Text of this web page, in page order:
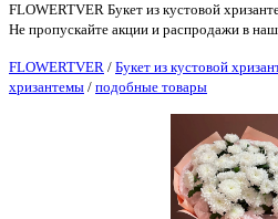
FLOWERTVER Букет из кустовой
Не пропускайте акции и распродажи в
FLOWERTVER / Букет из кустовой
хризантемы / подобные товары